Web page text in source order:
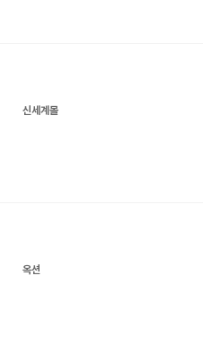
신세계몰
옥션